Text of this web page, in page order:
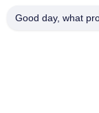
und leicht zu
Good day, what